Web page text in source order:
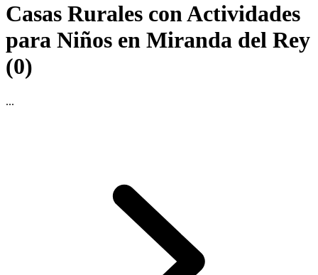
Casas Rurales con Actividades
para Niños en Miranda del Rey
(0)
...